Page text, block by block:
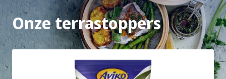
Onze terrastoppers